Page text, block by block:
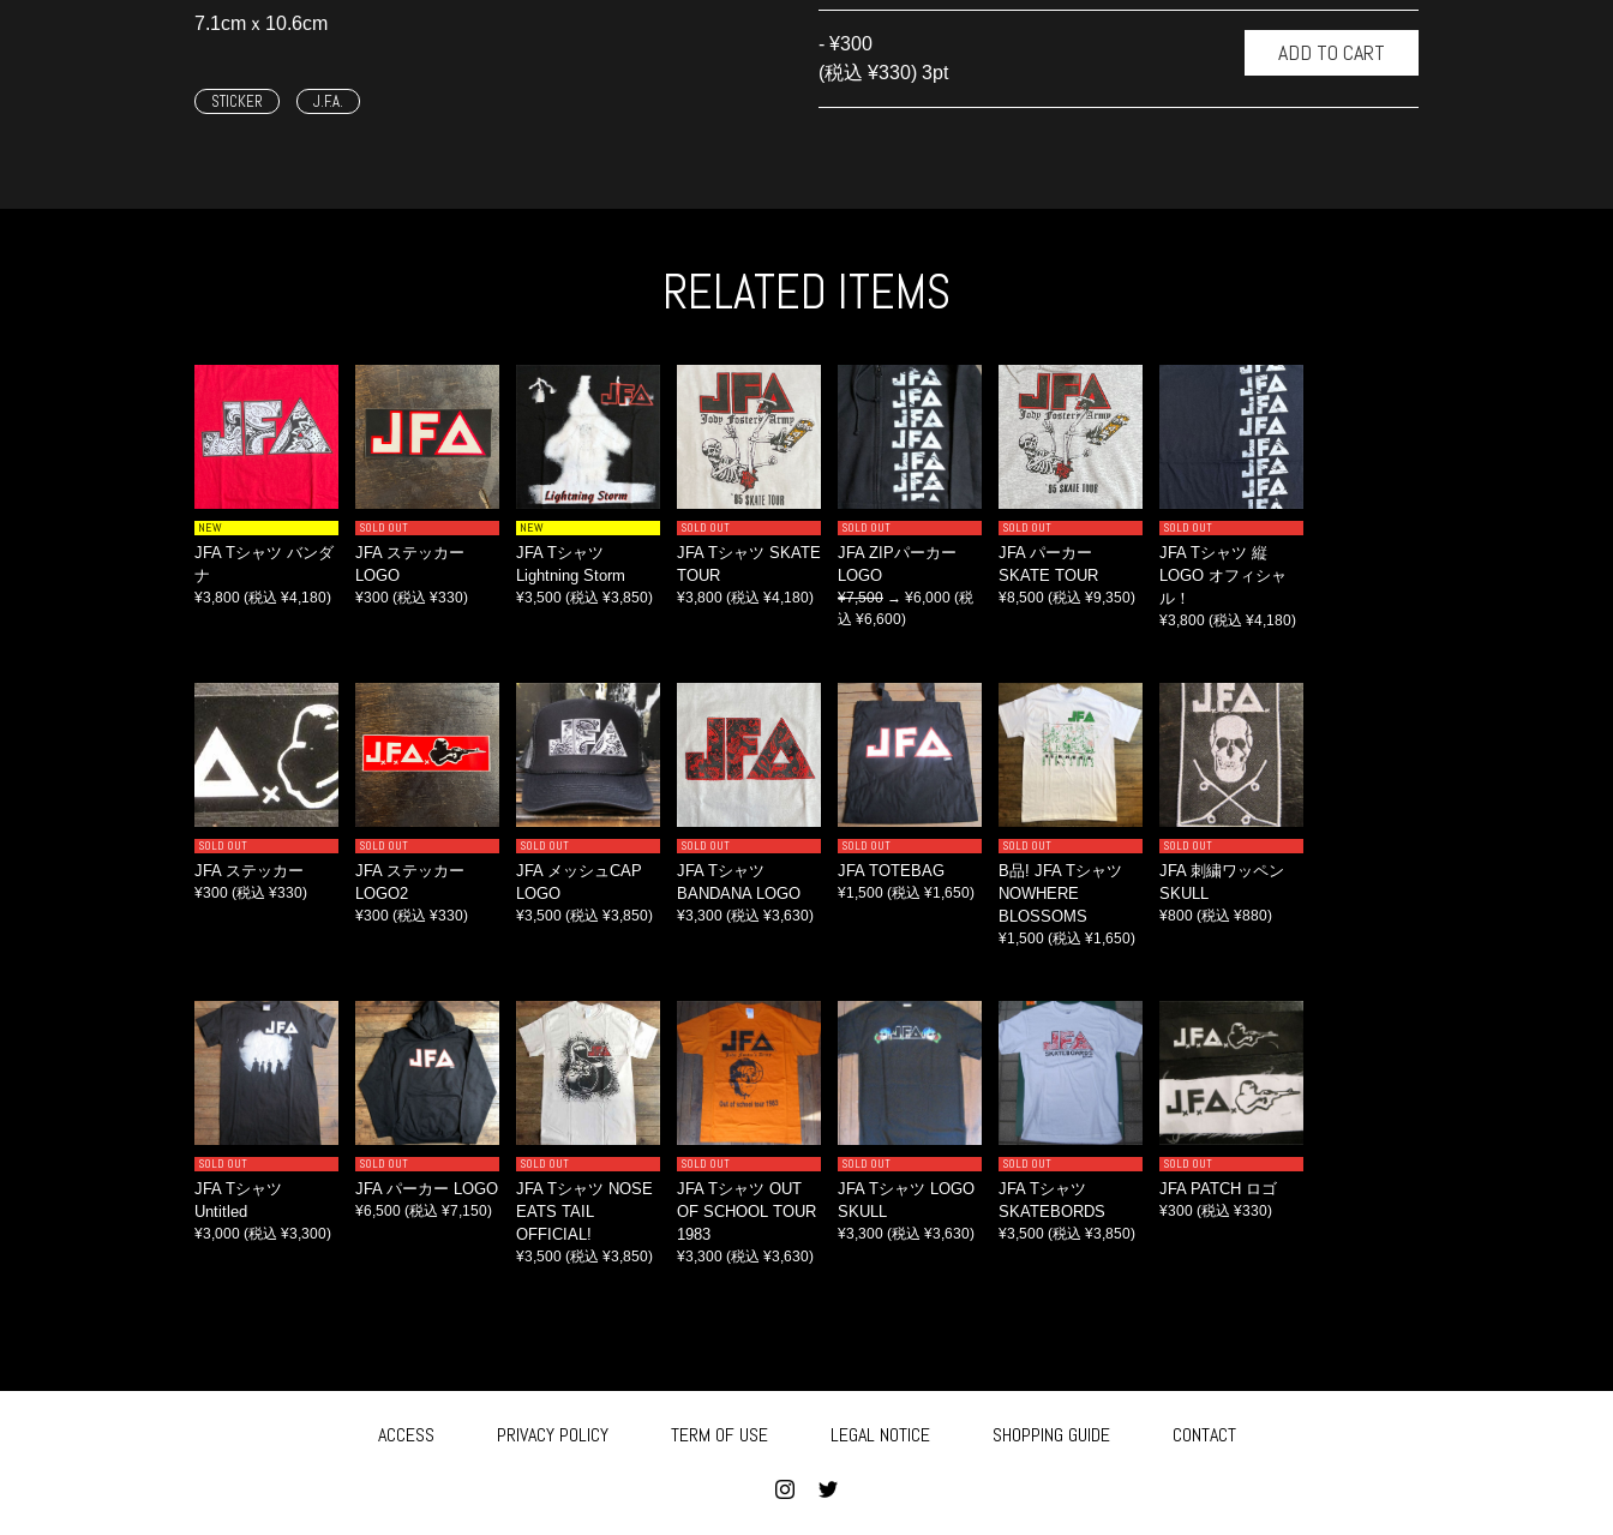
7.1cmｘ10.6cm
STICKER J.F.A.
- ¥300
(税込 ¥330) 3pt
RELATED ITEMS
NEW
JFA Tシャツ バンダ
ナ
¥3,800 (税込 ¥4,180)
SOLD OUT
JFA ステッカー
LOGO
¥300 (税込 ¥330)
NEW
JFA Tシャツ
Lightning Storm
¥3,500 (税込 ¥3,850)
SOLD OUT
JFA Tシャツ SKATE
TOUR
¥3,800 (税込 ¥4,180)
SOLD OUT
JFA ZIPパーカー
LOGO
¥7,500 → ¥6,000 (税
込 ¥6,600)
SOLD OUT
JFA パーカー
SKATE TOUR
¥8,500 (税込 ¥9,350)
SOLD OUT
JFA Tシャツ 縦
LOGO オフィシャ
ル！
¥3,800 (税込 ¥4,180)
SOLD OUT
JFA ステッカー
¥300 (税込 ¥330)
SOLD OUT
JFA ステッカー
LOGO2
¥300 (税込 ¥330)
SOLD OUT
JFA メッシュCAP
LOGO
¥3,500 (税込 ¥3,850)
SOLD OUT
JFA Tシャツ
BANDANA LOGO
¥3,300 (税込 ¥3,630)
SOLD OUT
JFA TOTEBAG
¥1,500 (税込 ¥1,650)
SOLD OUT
B品! JFA Tシャツ
NOWHERE
BLOSSOMS
¥1,500 (税込 ¥1,650)
SOLD OUT
JFA 刺繍ワッペン
SKULL
¥800 (税込 ¥880)
SOLD OUT
JFA Tシャツ
Untitled
¥3,000 (税込 ¥3,300)
SOLD OUT
JFA パーカー LOGO
¥6,500 (税込 ¥7,150)
SOLD OUT
JFA Tシャツ NOSE
EATS TAIL
OFFICIAL!
¥3,500 (税込 ¥3,850)
SOLD OUT
JFA Tシャツ OUT
OF SCHOOL TOUR
1983
¥3,300 (税込 ¥3,630)
SOLD OUT
JFA Tシャツ LOGO
SKULL
¥3,300 (税込 ¥3,630)
SOLD OUT
JFA Tシャツ
SKATEBORDS
¥3,500 (税込 ¥3,850)
SOLD OUT
JFA PATCH ロゴ
¥300 (税込 ¥330)
ACCESS PRIVACY POLICY TERM OF USE LEGAL NOTICE SHOPPING GUIDE CONTACT